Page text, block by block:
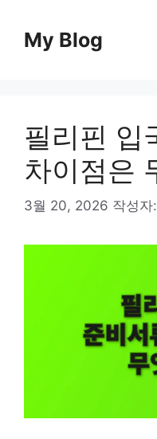
My Blog
필리핀 입
차이점은
3월 20, 2026 작성자: